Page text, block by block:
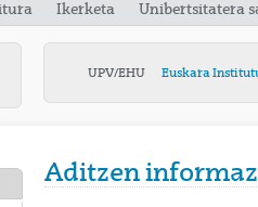
Ikerketa Unibertsitatera
UPV/EHU Euskara
Aditzen